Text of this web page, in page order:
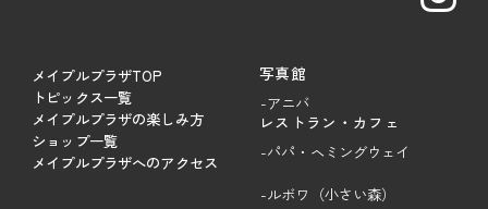
メイプルプラザTOP
トピックス一覧
メイプルプラザの楽しみ方
ショップ一覧
メイプルプラザへのアクセス
写真館
-アニバ
レストラン・カフェ
-パパ・ヘミングウェイ
-ルボワ（小さい森）